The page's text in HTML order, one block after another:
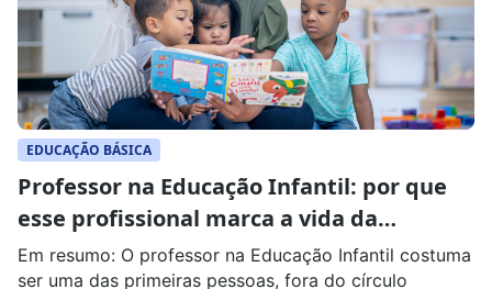
EDUCAÇÃO BÁSICA
Professor na Educação Infantil: por que
esse profissional marca a vida da
criança?
Em resumo: O professor na Educação Infantil costuma
ser uma das primeiras pessoas, fora do círculo